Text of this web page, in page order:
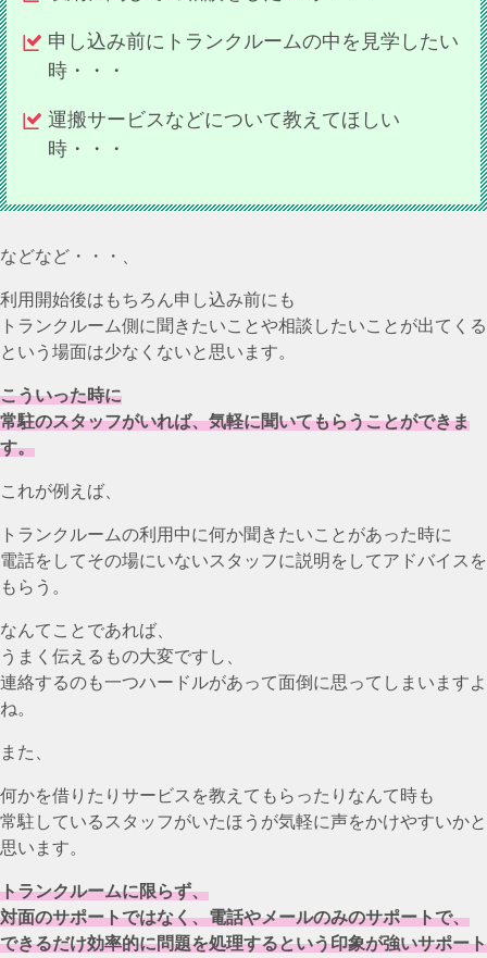
申し込み前にトランクルームの中を見学したい
時・・・
運搬サービスなどについて教えてほしい
時・・・
などなど・・・、
利用開始後はもちろん申し込み前にも
トランクルーム側に聞きたいことや相談したいことが出てくる
という場面は少なくないと思います。
こういった時に
常駐のスタッフがいれば、気軽に聞いてもらうことができま
す。
これが例えば、
トランクルームの利用中に何か聞きたいことがあった時に
電話をしてその場にいないスタッフに説明をしてアドバイスを
もらう。
なんてことであれば、
うまく伝えるもの大変ですし、
連絡するのも一つハードルがあって面倒に思ってしまいますよ
ね。
また、
何かを借りたりサービスを教えてもらったりなんて時も
常駐しているスタッフがいたほうが気軽に声をかけやすいかと
思います。
トランクルームに限らず、
対面のサポートではなく、電話やメールのみのサポートで、
できるだけ効率的に問題を処理するという印象が強いサポート